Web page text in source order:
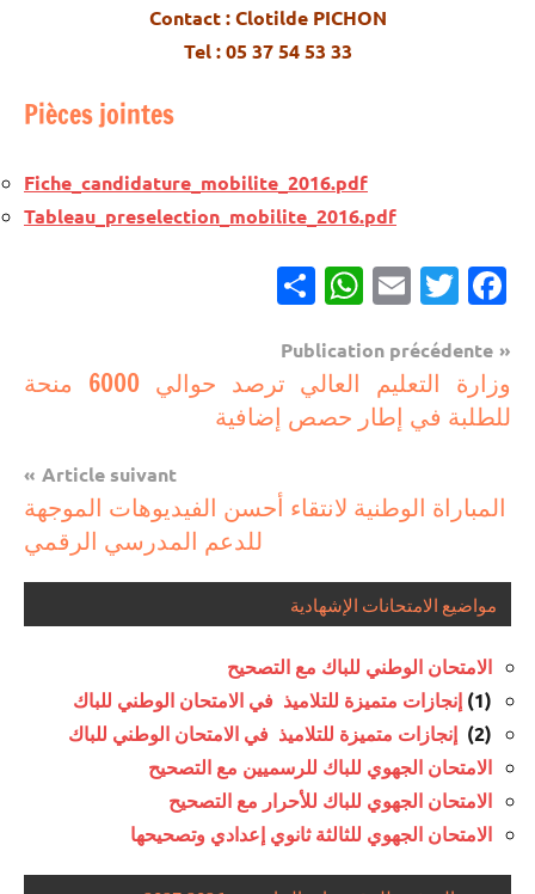
Contact : Clotilde PICHON
Tel : 05 37 54 53 33
Pièces jointes
Fiche_candidature_mobilite_2016.pdf
Tableau_preselection_mobilite_2016.pdf
Facebook
Twitter
Email
WhatsApp
مستجدات
تربوية
Navigation
de
l’article
Publication précédente
وزارة التعليم العالي ترصد حوالي 6000 منحة
للطلبة في إطار حصص إضافية
Article suivant
المباراة الوطنية لانتقاء أحسن الفيديوهات الموجهة
للدعم المدرسي الرقمي
مواضيع الامتحانات الإشهادية
الامتحان الوطني للباك مع التصحيح
(1)
إنجازات متميزة للتلاميذ في الامتحان الوطني للباك
(2)
إنجازات متميزة للتلاميذ في الامتحان الوطني للباك
الامتحان الجهوي للباك للرسميين مع التصحيح
الامتحان الجهوي للباك للأحرار مع التصحيح
الامتحان الجهوي للثالثة ثانوي إعدادي وتصحيحها